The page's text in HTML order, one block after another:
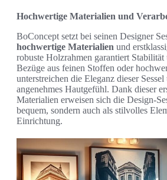
Hochwertige Materialien und
BoConcept setzt bei seinen Designer
hochwertige Materialien und
robuste Holzrahmen garantiert
Bezüge aus feinen Stoffen oder
unterstreichen die Eleganz dieser
angenehmes Hautgefühl. Dank dieser
Materialien erweisen sich die Design-
bequem, sondern auch als stilvolles
Einrichtung.